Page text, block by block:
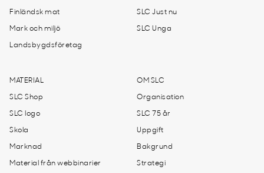
Finländsk mat
Mark och miljö
Landsbygdsföretag
SLC Just nu
SLC Unga
MATERIAL
SLC Shop
SLC logo
Skola
Marknad
Material från webbinarier
OM SLC
Organisation
SLC 75 år
Uppgift
Bakgrund
Strategi